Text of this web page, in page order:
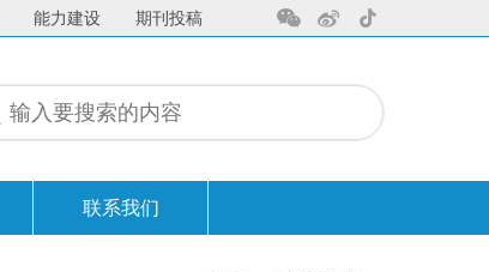
能力建设 期刊投稿
联系我们